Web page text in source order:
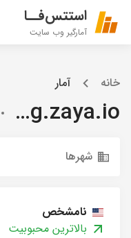
استتس‌فــا
آمارگیر وب سایت
خانه آمار
blog.zaya.io
شهرها
نامشخص
بالاترین محبوبیت